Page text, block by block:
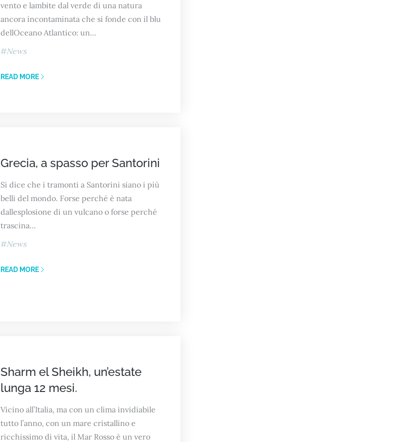
vento e lambite dal verde di una natura
ancora incontaminata che si fonde con il blu
dellOceano Atlantico: un…
News
READ MORE
Grecia, a spasso per Santorini
Si dice che i tramonti a Santorini siano i più
belli del mondo. Forse perché è nata
dallesplosione di un vulcano o forse perché
trascina…
News
READ MORE
Sharm el Sheikh, un’estate
lunga 12 mesi.
Vicino all’Italia, ma con un clima invidiabile
tutto l’anno, con un mare cristallino e
ricchissimo di vita, il Mar Rosso è un vero